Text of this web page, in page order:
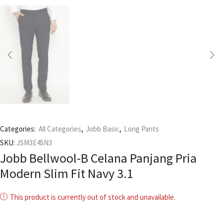
Categories: All Categories, Jobb Basic, Long Pants
SKU: JSM3E45N3
Jobb Bellwool-B Celana Panjang Pria
Modern Slim Fit Navy 3.1
This product is currently out of stock and unavailable.